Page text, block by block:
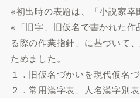
※初出時の表題は、「小説家幸
※「旧字、旧仮名で書かれた
る際の作業指針」に基づいて
ためました。
１．旧仮名づかいを現代仮名
２．常用漢字表、人名漢字別